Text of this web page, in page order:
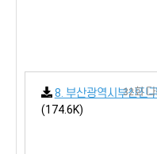
8. 부산광역시부산진
(174.6K)
32회